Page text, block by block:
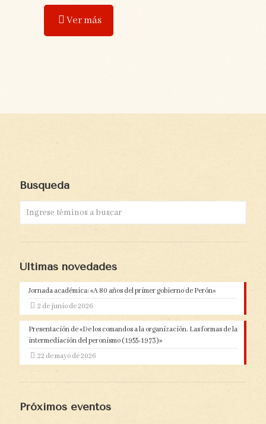
Ver más
Búsqueda
Últimas novedades
Jornada académica: «A 80 años del primer gobierno de Perón»
2 de junio de 2026
Presentación de «De los comandos a la organización. Las formas de la
intermediación del peronismo (1955-1973)»
22 de mayo de 2026
Próximos eventos